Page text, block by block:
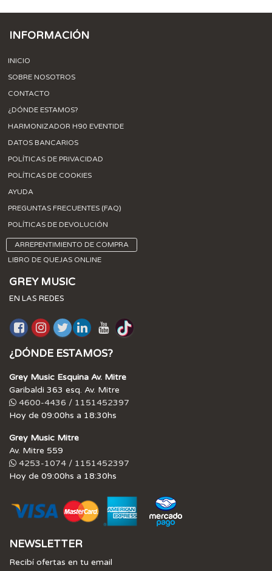
INFORMACIÓN
INICIO
SOBRE NOSOTROS
CONTACTO
¿DÓNDE ESTAMOS?
HARMONIZADOR H90 EVENTIDE
DATOS BANCARIOS
POLÍTICAS DE PRIVACIDAD
POLÍTICAS DE COOKIES
AYUDA
PREGUNTAS FRECUENTES (FAQ)
POLÍTICAS DE DEVOLUCIÓN
ARREPENTIMIENTO DE COMPRA
LIBRO DE QUEJAS ONLINE
GREY MUSIC
EN LAS REDES
¿DÓNDE ESTAMOS?
Grey Music Esquina Av. Mitre
Garibaldi 363 esq. Av. Mitre
4600-4436 / 1151452397
Hoy de 09:00hs a 18:30hs
Grey Music Mitre
Av. Mitre 559
4253-1074 / 1151452397
Hoy de 09:00hs a 18:30hs
NEWSLETTER
Recibí ofertas en tu email